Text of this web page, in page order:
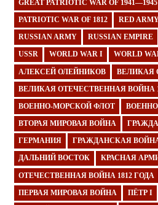
GREAT PATRIOTIC WAR OF 1941—1945
PATRIOTIC WAR OF 1812 RED
RUSSIAN ARMY RUSSIAN EMPIRE
USSR WORLD WAR I WORLD
АЛЕКСЕЙ ОЛЕЙНИКОВ ВЕЛИКАЯ
ВЕЛИКАЯ ОТЕЧЕСТВЕННАЯ ВОЙНА
ВОЕННО-МОРСКОЙ ФЛОТ
ВТОРАЯ МИРОВАЯ ВОЙНА
ГЕРМАНИЯ ГРАЖДАНСКАЯ
ДАЛЬНИЙ ВОСТОК КРАСНАЯ
ОТЕЧЕСТВЕННАЯ ВОЙНА 1812 ГОДА
ПЕРВАЯ МИРОВАЯ ВОЙНА ПЁТР I